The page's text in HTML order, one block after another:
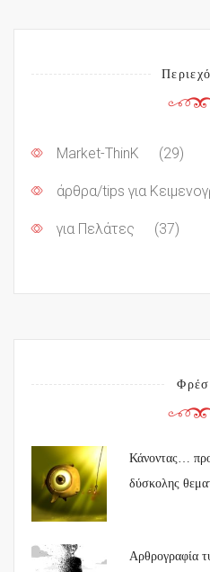
Market-ThinK (29)
άρθρα/tips για
για Πελάτες (37)
Κάνοντας…
δύσκολης
Αρθρογραφία